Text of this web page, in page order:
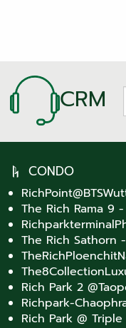
CRM
CONDO
The Rich Rama 9
The Rich Sathorn
Rich Park 2
Richpark-
Rich Park @